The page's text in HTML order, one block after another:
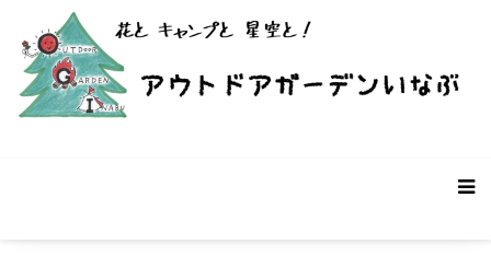
農地・遊休ビニールハウスを使った個性的なキャンプ場です。お